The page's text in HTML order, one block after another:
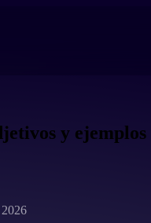
y ejemplos